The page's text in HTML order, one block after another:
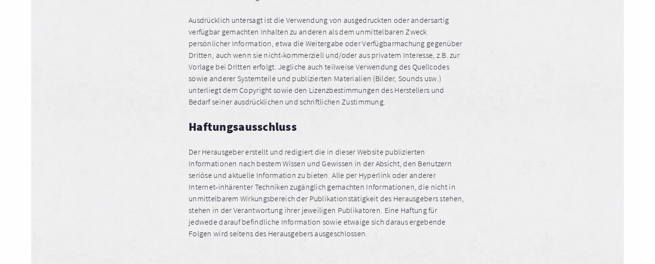
Ausdrücklich untersagt ist die Verwendung von ausgedruckten oder andersartig
verfügbar gemachten Inhalten zu anderen als dem unmittelbaren Zweck
persönlicher Information, etwa die Weitergabe oder Verfügbarmachung gegenüber
Dritten, auch wenn sie nicht-kommerziell und/oder aus privatem Interesse, z.B. zur
Vorlage bei Dritten erfolgt. Jegliche auch teilweise Verwendung des Quellcodes
sowie anderer Systemteile und publizierten Materialien (Bilder, Sounds usw.)
unterliegt dem Copyright sowie den Lizenzbestimmungen des Herstellers und
Bedarf seiner ausdrücklichen und schriftlichen Zustimmung.
Haftungsausschluss
Der Herausgeber erstellt und redigiert die in dieser Website publizierten
Informationen nach bestem Wissen und Gewissen in der Absicht, den Benutzern
seriöse und aktuelle Information zu bieten. Alle per Hyperlink oder anderer
Internet-inhärenter Techniken zugänglich gemachten Informationen, die nicht in
unmittelbarem Wirkungsbereich der Publikationstätigkeit des Herausgebers stehen,
stehen in der Verantwortung ihrer jeweiligen Publikatoren. Eine Haftung für
jedwede darauf befindliche Information sowie etwaige sich daraus ergebende
Folgen wird seitens des Herausgebers ausgeschlossen.